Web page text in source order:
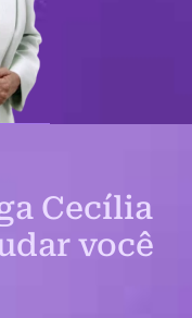
Cecília
você